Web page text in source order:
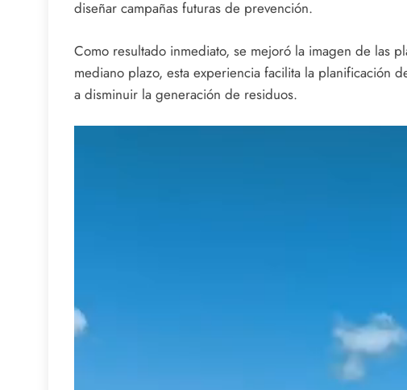
diseñar campañas futuras de prevención.
Como resultado inmediato, se mejoró la imagen de las
mediano plazo, esta experiencia facilita la planificación
a disminuir la generación de residuos.